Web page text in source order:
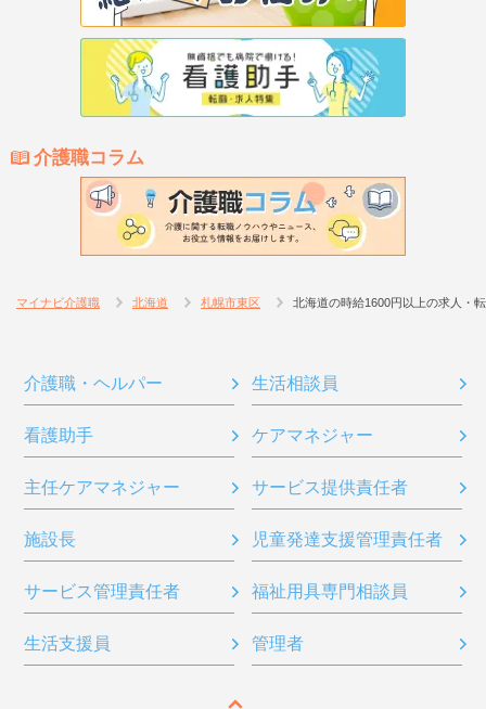
介護職コラム
マイナビ介護職 北海道 札幌市東区 北海道の時給1600円以上の求人・
介護職・ヘルパー 生活相談員
看護助手 ケアマネジャー
主任ケアマネジャー サービス提供責任者
施設長 児童発達支援管理責任者
サービス管理責任者 福祉用具専門相談員
生活支援員 管理者